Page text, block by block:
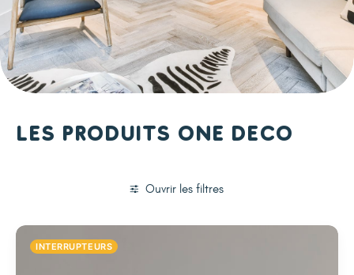
Les produits One Deco
Ouvrir les filtres
INTERRUPTEURS